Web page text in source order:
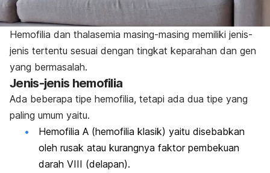
Hemofilia dan thalasemia masing-masing memiliki jenis-
jenis tertentu sesuai dengan tingkat keparahan dan gen
yang bermasalah.
Jenis-jenis hemofilia
Ada beberapa tipe hemofilia, tetapi ada dua tipe yang
paling umum yaitu.
Hemofilia A (hemofilia klasik) yaitu disebabkan
oleh rusak atau kurangnya faktor pembekuan
darah VIII (delapan).